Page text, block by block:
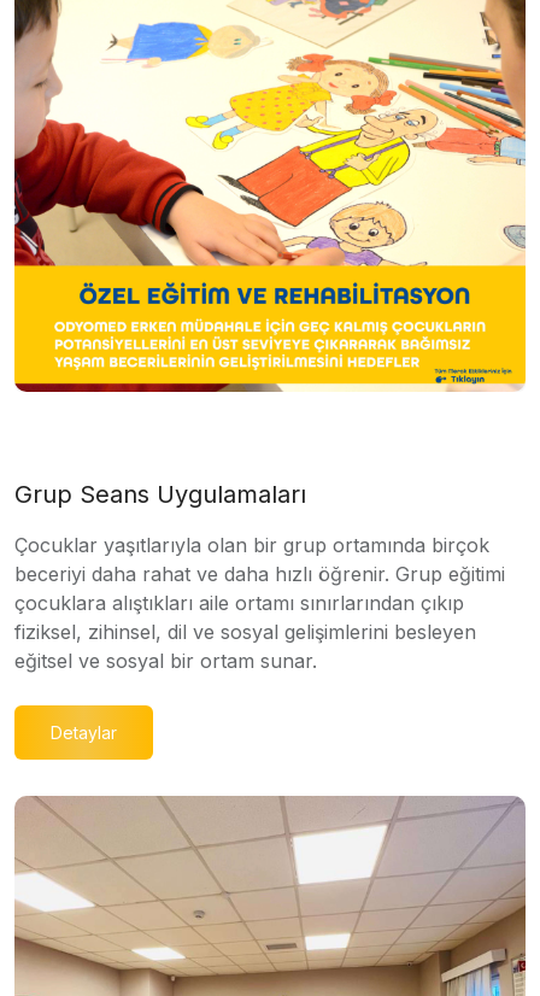
Grup Seans Uygulamaları
Çocuklar yaşıtlarıyla olan bir grup ortamında birçok
beceriyi daha rahat ve daha hızlı öğrenir. Grup eğitimi
çocuklara alıştıkları aile ortamı sınırlarından çıkıp
fiziksel, zihinsel, dil ve sosyal gelişimlerini besleyen
eğitsel ve sosyal bir ortam sunar.
Detaylar